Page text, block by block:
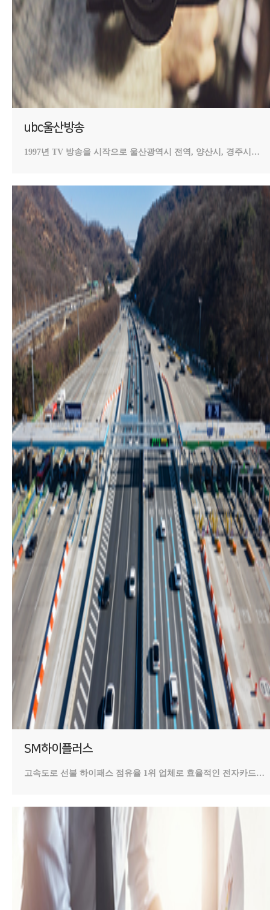
ubc울산방송
1997년 TV 방송을 시작으로 울산광역시 전역, 양산시, 경주시
SM하이플러스
고속도로 선불 하이패스 점유율 1위 업체로 효율적인 전자카드